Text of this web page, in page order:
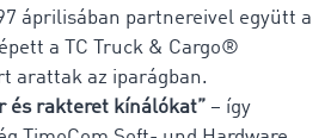
áprilisában partnereivel együtt a
a TC Truck & Cargo®
arattak az iparágban.
és rakteret kínálókat” – így